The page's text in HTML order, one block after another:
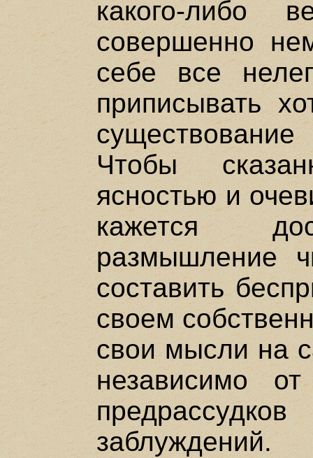
какого-либо
совершенно
себе все
приписывать
Чтобы
ясностью и
кажется
размышление
составить
своем
свои мысли на
независимо
заблуждений.